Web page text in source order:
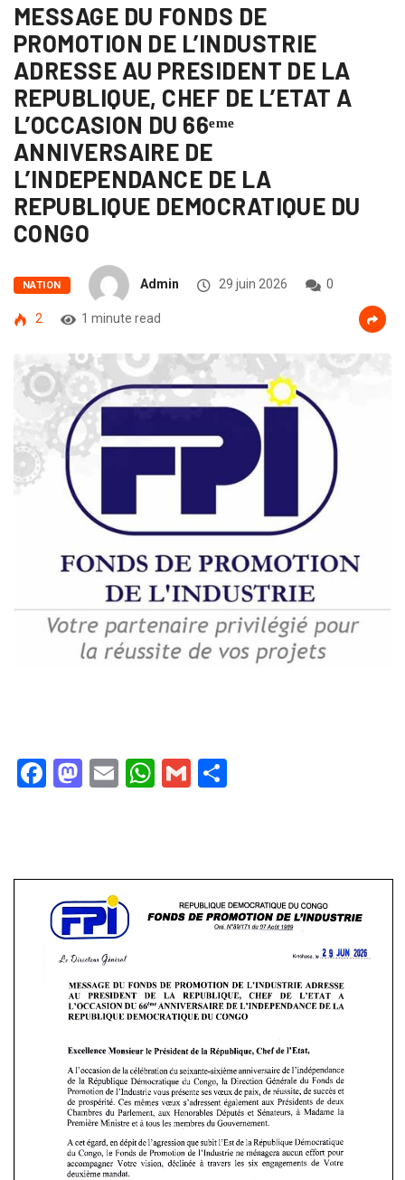
MESSAGE DU FONDS DE
PROMOTION DE L’INDUSTRIE
ADRESSE AU PRESIDENT DE LA
REPUBLIQUE, CHEF DE L’ETAT A
L’OCCASION DU 66ᵉᵐᵉ
ANNIVERSAIRE DE
L’INDEPENDANCE DE LA
REPUBLIQUE DEMOCRATIQUE DU
CONGO
NATION Admin 29 juin 2026 0
2 1 minute read
Facebook
Mastodon
EmailWhatsApp
Gmail